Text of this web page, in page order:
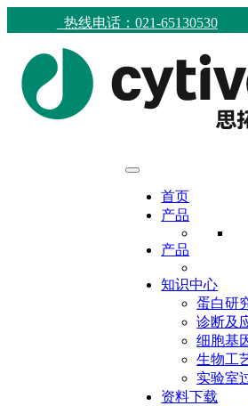
热线电话：021-65130530
首页
产品
产品
知识中心
蛋白研
诊断及
细胞基
生物工
实验室
资料下载